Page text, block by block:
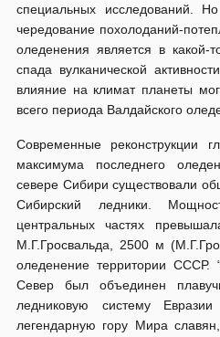
специальных исследований.
чередование похолоданий-
оледенения является в
спада вулканической
влияние на климат планеты
всего периода Валдайского
Современные реконструкции
максимума последнего
севере Сибири существовали
Сибирский ледники.
центральных частях
М.Г.Гросвальда, 2500 м
оледенение территории
Север был объединен
ледниковую систему
легендарную гору Мира